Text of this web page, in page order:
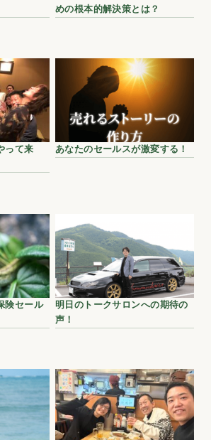
めの根本的解決策とは？
って来
あなたのセールスが激変する！
険セール
明日のトークサロンへの期待の
声！